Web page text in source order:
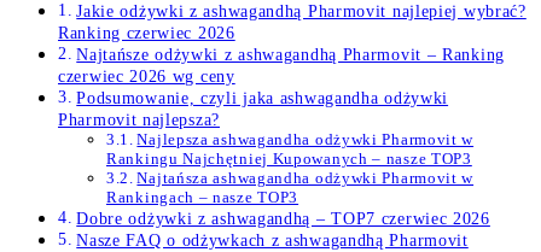
Jakie odżywki z ashwagandhą Pharmovit najlepiej wybrać?
Ranking czerwiec 2026
Najtańsze odżywki z ashwagandhą Pharmovit – Ranking
czerwiec 2026 wg ceny
Podsumowanie, czyli jaka ashwagandha odżywki
Pharmovit najlepsza?
Najlepsza ashwagandha odżywki Pharmovit w
Rankingu Najchętniej Kupowanych – nasze TOP3
Najtańsza ashwagandha odżywki Pharmovit w
Rankingach – nasze TOP3
Dobre odżywki z ashwagandhą – TOP7 czerwiec 2026
Nasze FAQ o odżywkach z ashwagandhą Pharmovit